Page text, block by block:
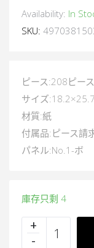
Availability: In
SKU:
ピース:208ピース
サイズ
材質:紙
付属品:ピース請
パネル:No.1-ボ
庫存只剩 4